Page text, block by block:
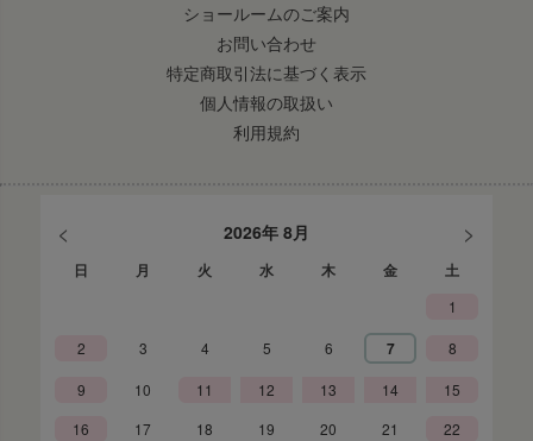
ショールームのご案内
お問い合わせ
特定商取引法に基づく表示
個人情報の取扱い
利用規約
< 2026年 8月 >
日 月 火 水 木 金 土
1
2 3 4 5 6 7 8
9 10 11 12 13 14
15
16
17 18 19 20 21
22